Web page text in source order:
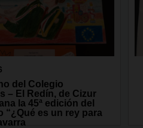
del Colegio
– El Redín, de Cizur
la 45ª edición del
“¿Qué es un rey para